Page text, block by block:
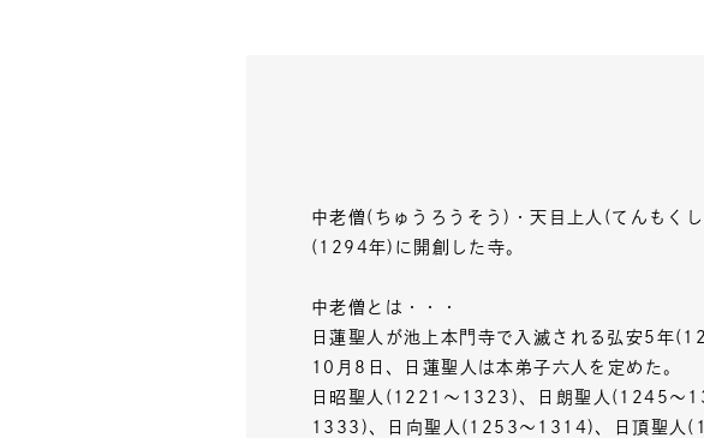
中老僧(ちゅうろうそう)・天目上人(てんもく
(1294年)に開創した寺。
中老僧とは・・・
日蓮聖人が池上本門寺で入滅される弘安5年
10月8日、日蓮聖人は本弟子六人を定めた。
日昭聖人(1221～1323)、日朗聖人(1245～
1333)、日向聖人(1253～1314)、日頂聖人